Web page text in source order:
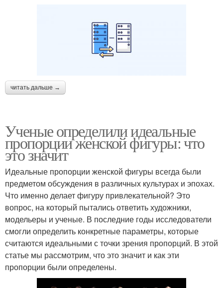
читать дальше →
Ученые определили идеальные
пропорции женской фигуры: что
это значит
Идеальные пропорции женской фигуры всегда были
предметом обсуждения в различных культурах и эпохах.
Что именно делает фигуру привлекательной? Это
вопрос, на который пытались ответить художники,
модельеры и ученые. В последние годы исследователи
смогли определить конкретные параметры, которые
считаются идеальными с точки зрения пропорций. В этой
статье мы рассмотрим, что это значит и как эти
пропорции были определены.